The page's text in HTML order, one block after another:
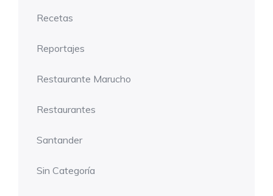
Recetas
Reportajes
Restaurante Marucho
Restaurantes
Santander
Sin Categoría